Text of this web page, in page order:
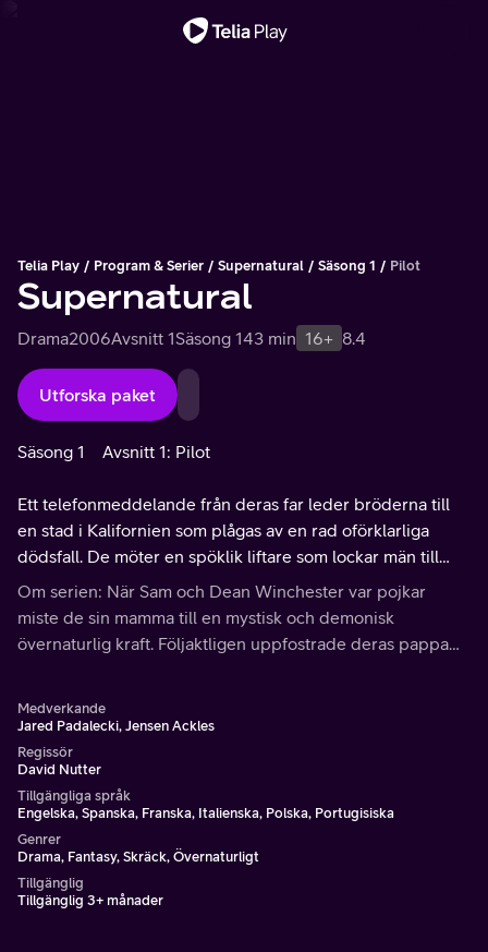
Telia Play Program & Serier Supernatural Säsong 1 Pilot
Supernatural
Drama2006Avsnitt 1Säsong 143 min 16+ 8.4
Utforska paket
Säsong 1 Avsnitt 1: Pilot
Ett telefonmeddelande från deras far leder bröderna till
en stad i Kalifornien som plågas av en rad oförklarliga
dödsfall. De möter en spöklik liftare som lockar män till
deras undergång.
Om serien: När Sam och Dean Winchester var pojkar
miste de sin mamma till en mystisk och demonisk
övernaturlig kraft. Följaktligen uppfostrade deras pappa
Medverkande
Jared Padalecki, Jensen Ackles
Regissör
David Nutter
Tillgängliga språk
Engelska, Spanska, Franska, Italienska, Polska, Portugisiska
Genrer
Drama, Fantasy, Skräck, Övernaturligt
Tillgänglig
Tillgänglig 3+ månader